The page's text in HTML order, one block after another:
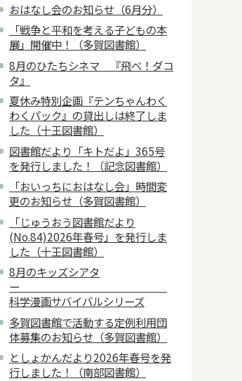
おはなし会のお知らせ（6月分）
「戦争と平和を考える子どもの本
展」開催中！（多賀図書館）
8月のひたちシネマ 『飛べ！ダコ
タ』
夏休み特別企画『テンちゃんわく
わくパック』の貸出しは終了しま
した（十王図書館）
図書館だより「キトだよ」365号
を発行しました！（記念図書館）
「おいっちにおはなし会」時間変
更のお知らせ（多賀図書館）
「じゅうおう図書館だより
(No.84)2026年春号」を発行しま
した（十王図書館）
8月のキッズシアタ
ー
科学漫画サバイバルシリーズ
多賀図書館で活動する定例利用団
体募集のお知らせ（多賀図書館）
としょかんだより2026年春号を発
行しました！（南部図書館）